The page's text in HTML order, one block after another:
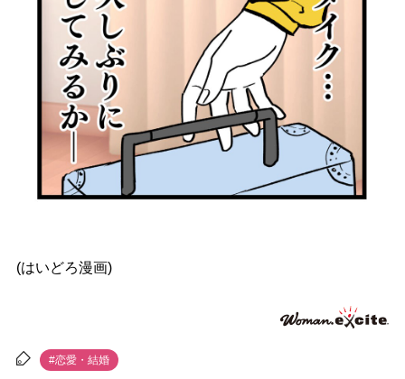
(はいどろ漫画)
#恋愛・結婚